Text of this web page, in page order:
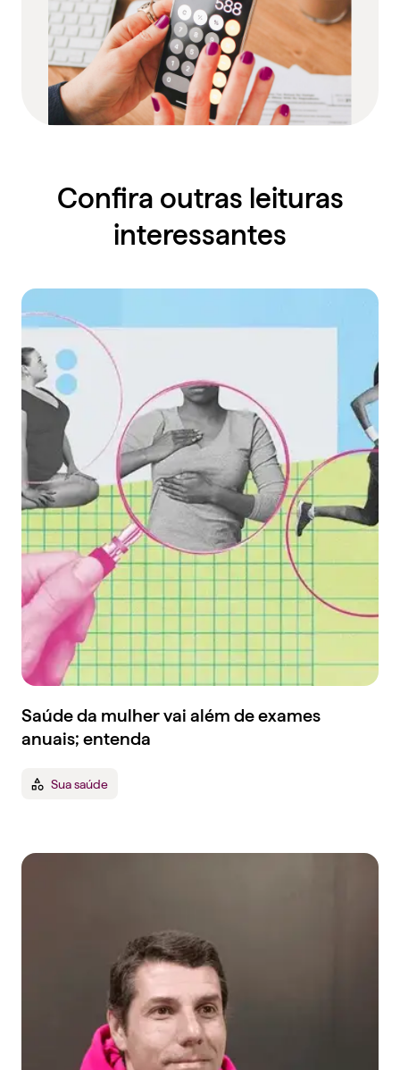
Confira outras leituras
interessantes
Saúde da mulher vai além de exames
anuais; entenda
Sua saúde